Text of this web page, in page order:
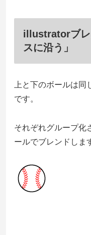
illustratorブレ
スに沿う」
上と下のボールは
です。
それぞれグループ化
ールでブレンドしま